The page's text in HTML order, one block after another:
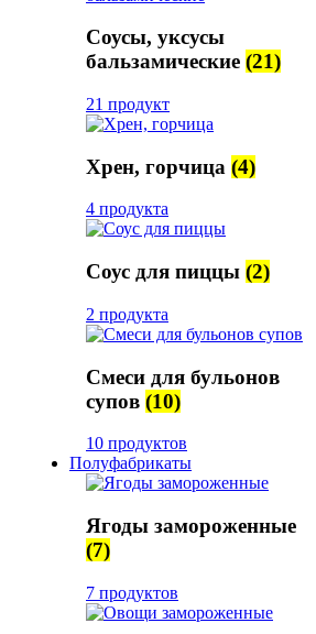
Соусы, уксусы
бальзамические (21)
21 продукт
Хрен, горчица (4)
4 продукта
Соус для пиццы (2)
2 продукта
Смеси для бульонов
супов (10)
10 продуктов
Полуфабрикаты
Ягоды замороженные
(7)
7 продуктов